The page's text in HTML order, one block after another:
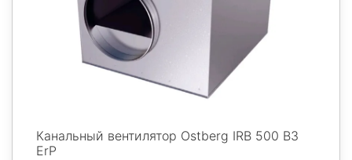
Канальный вентилятор Ostberg IRB 500 B3
ErP